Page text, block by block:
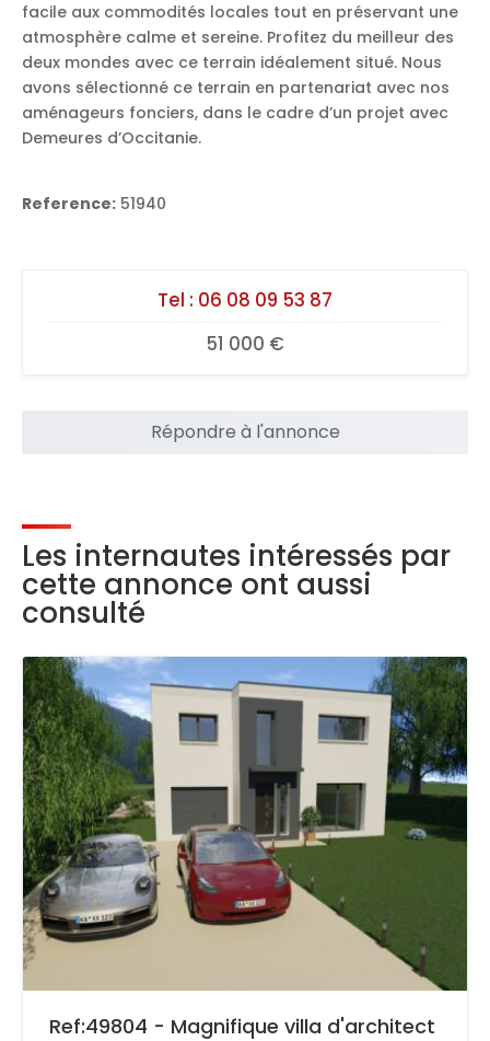
facile aux commodités locales tout en préservant une
atmosphère calme et sereine. Profitez du meilleur des
deux mondes avec ce terrain idéalement situé. Nous
avons sélectionné ce terrain en partenariat avec nos
aménageurs fonciers, dans le cadre d’un projet avec
Demeures d’Occitanie.
Reference: 51940
Tel : 06 08 09 53 87
51 000 €
Répondre à l'annonce
Les internautes intéressés par
cette annonce ont aussi
consulté
Ref:49804 - Magnifique villa d'architect